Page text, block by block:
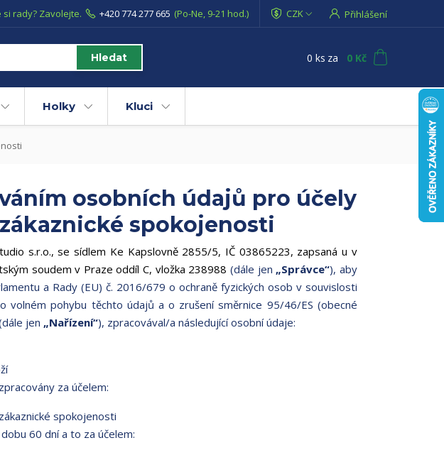
CZK Přihlášení
Hledat
si rady? Zavolejte. +420 774 277 665 (Po-Ne, 9-21 hod.)
0 ks za 0 Kč
Holky Kluci
osobních údajů pro účely
spokojenosti
s.r.o., se sídlem Ke Kapslovně 2855/5, IČ 03865223, zapsaná u v
soudem v Praze oddíl C, vložka 238988 (dále jen „Správce“), aby
a Rady (EU) č. 2016/679 o ochraně fyzických osob v souvislosti
volném pohybu těchto údajů a o zrušení směrnice 95/46/ES (obecné
jen „Nařízení“), zpracovával/a následující osobní údaje:
za účelem:
spokojenosti
60 dní a to za účelem: